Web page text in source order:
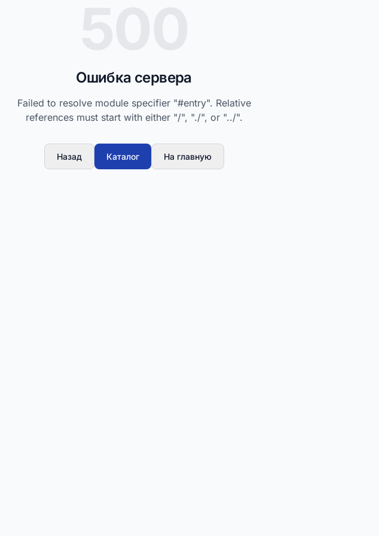
Ошибка сервера
Failed to resolve module specifier "#entry". Relative
references must start with either "/", "./", or "../".
Назад Каталог На главную